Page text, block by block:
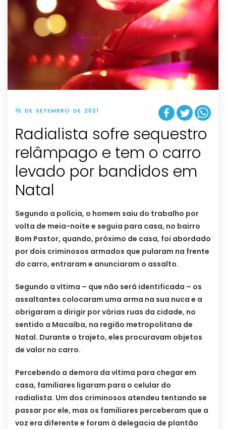
15 DE SETEMBRO DE 2021
Radialista sofre sequestro
relâmpago e tem o carro
levado por bandidos em
Natal
Segundo a polícia, o homem saiu do trabalho por
volta de meia-noite e seguia para casa, no bairro
Bom Pastor, quando, próximo de casa, foi abordado
por dois criminosos armados que pularam na frente
do carro, entraram e anunciaram o assalto.
Segundo a vítima – que não será identificada – os
assaltantes colocaram uma arma na sua nuca e a
obrigaram a dirigir por várias ruas da cidade, no
sentido a Macaíba, na região metropolitana de
Natal. Durante o trajeto, eles procuravam objetos
de valor no carro.
Percebendo a demora da vítima para chegar em
casa, familiares ligaram para o celular do
radialista. Um dos criminosos atendeu tentando se
passar por ele, mas os familiares perceberam que a
voz era diferente e foram à delegacia de plantão